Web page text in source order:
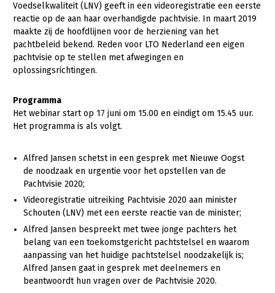
Biologische Landbouw
Geitenhouderij
Kalverhouderij
Melkveehouderij
Paardenhouderij
Schapenhouderij
Varkenshouderij
Vleesveehouderij
Plant
Akkerbouw
Biologische Landbouw
Bomen, vaste planten en zomerbloemen
Fruitteelt
Paddenstoelen
Vollegrondsgroente
Multifunctionele landbouw
Multifunctioneel
Onderwerpen
Nieuwsabonnement
Over LTO
LTO Nederland
Mensen
Bestuur en Directie
Medewerkers
Vakgroepbestuurders
Jaarverslag 2023
Vacatures
Pers
Voedselkwaliteit (LNV) geeft in een videoregistratie een eerste
reactie op de aan haar overhandigde pachtvisie. In maart 2019
maakte zij de hoofdlijnen voor de herziening van het
pachtbeleid bekend. Reden voor LTO Nederland een eigen
pachtvisie op te stellen met afwegingen en
oplossingsrichtingen.
Programma
Het webinar start op 17 juni om 15.00 en eindigt om 15.45 uur.
Het programma is als volgt.
Alfred Jansen schetst in een gesprek met Nieuwe Oogst
de noodzaak en urgentie voor het opstellen van de
Pachtvisie 2020;
Videoregistratie uitreiking Pachtvisie 2020 aan minister
Schouten (LNV) met een eerste reactie van de minister;
Alfred Jansen bespreekt met twee jonge pachters het
belang van een toekomstgericht pachtstelsel en waarom
aanpassing van het huidige pachtstelsel noodzakelijk is;
Alfred Jansen gaat in gesprek met deelnemers en
beantwoordt hun vragen over de Pachtvisie 2020.